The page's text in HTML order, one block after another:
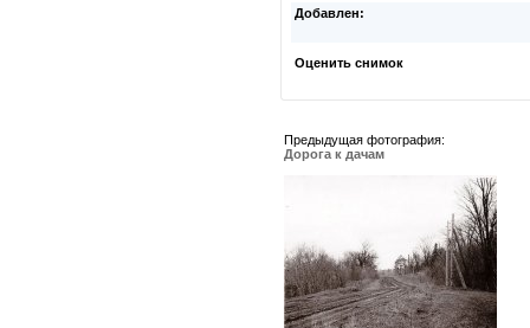
Добавлен:
Оценить снимок
Предыдущая фотография:
Дорога к дачам